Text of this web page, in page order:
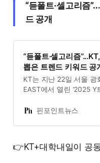
“듣폴트·셀고리즘
드 공개
“듣폴트·셀고리즘
뽑은 트렌드 키워드 공
KT는 지난 22일 서울 광
EAST에서 열린 ‘2025 Y
트렌드 키워드를 발표했
구기관 대학내일20대연
핀포인트뉴스
👉KT+대학내일이 공